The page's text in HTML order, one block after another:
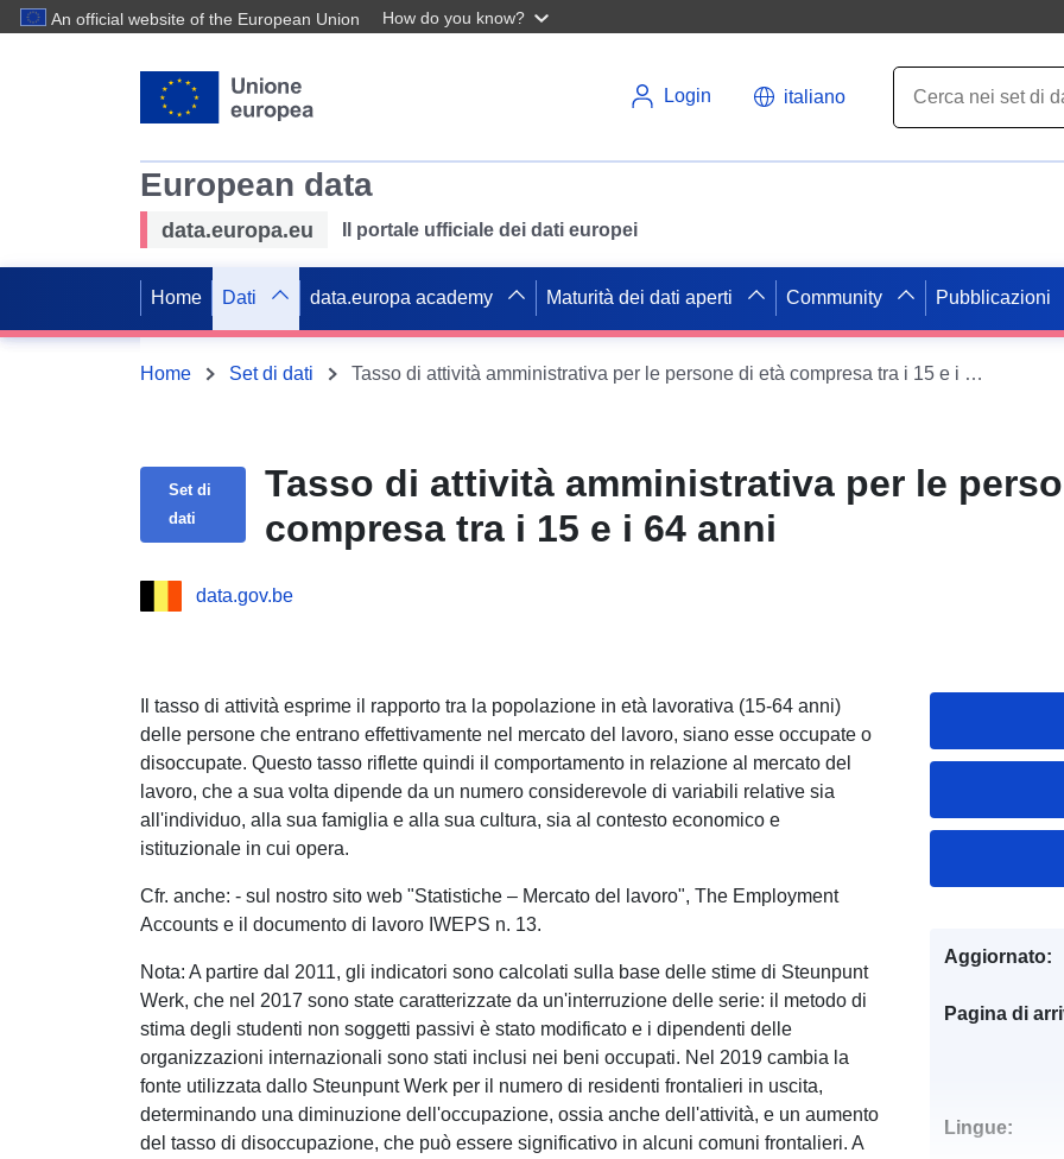
An official website of the European Union How do you know?
Login italiano
European data
data.europa.eu Il portale ufficiale dei dati europei
Home Dati data.europa academy Maturità dei dati aperti Community Pubblicazioni
Home Set di dati Tasso di attività amministrativa per le persone di età compresa tra i 15 e i 64 anni
Set di
dati
Tasso di attività amministrativa per le
compresa tra i 15 e i 64 anni
data.gov.be
Il tasso di attività esprime il rapporto tra la popolazione in età lavorativa (15-64 anni)
delle persone che entrano effettivamente nel mercato del lavoro, siano esse occupate o
disoccupate. Questo tasso riflette quindi il comportamento in relazione al mercato del
lavoro, che a sua volta dipende da un numero considerevole di variabili relative sia
all'individuo, alla sua famiglia e alla sua cultura, sia al contesto economico e
istituzionale in cui opera.
Cfr. anche: - sul nostro sito web "Statistiche – Mercato del lavoro", The Employment
Accounts e il documento di lavoro IWEPS n. 13.
Nota: A partire dal 2011, gli indicatori sono calcolati sulla base delle stime di Steunpunt
Werk, che nel 2017 sono state caratterizzate da un'interruzione delle serie: il metodo di
stima degli studenti non soggetti passivi è stato modificato e i dipendenti delle
organizzazioni internazionali sono stati inclusi nei beni occupati. Nel 2019 cambia la
fonte utilizzata dallo Steunpunt Werk per il numero di residenti frontalieri in uscita,
determinando una diminuzione dell'occupazione, ossia anche dell'attività, e un aumento
del tasso di disoccupazione, che può essere significativo in alcuni comuni frontalieri. A
Aggiornato:
Pagina di
Lingue: